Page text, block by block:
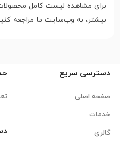
برای مشاهده لیست کامل
بیشتر، به وب‌سایت ما مراجعه
دسترسی سریع
صفحه اصلی
خدمات
گالری